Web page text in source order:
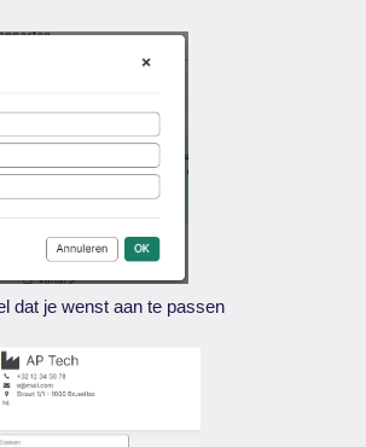
dat je wenst aan te passen